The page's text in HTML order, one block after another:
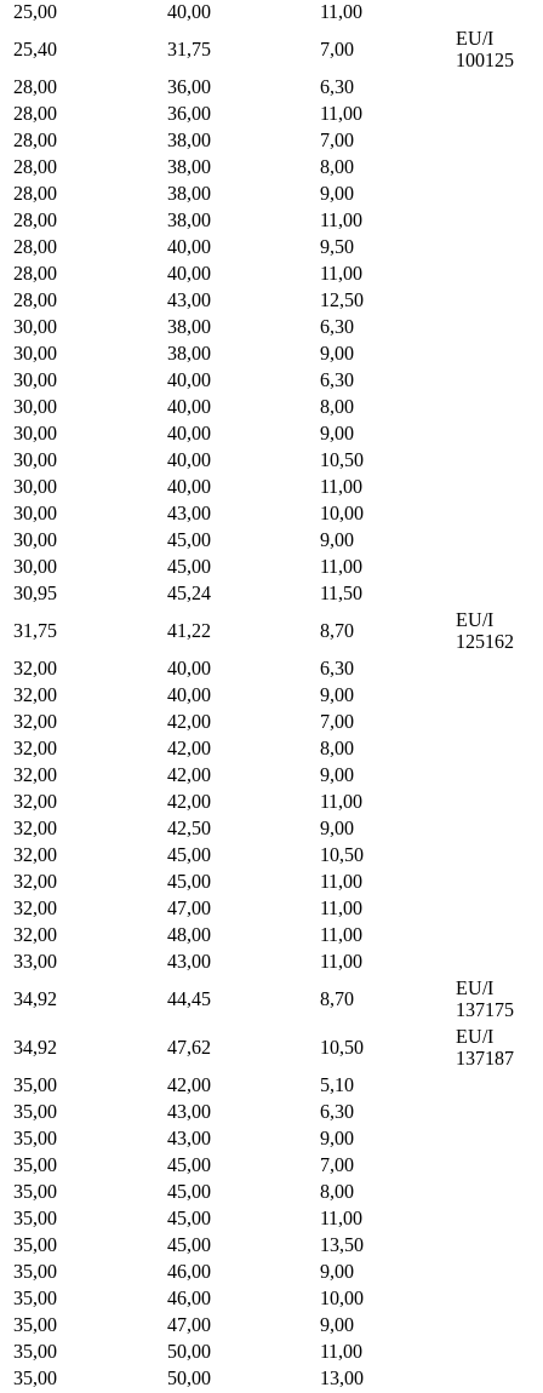
25,00
40,00
11,00
25,40
31,75 7,00
EU/I
100125
28,00
36,00
6,30
28,00
36,00
11,00
28,00
38,00
7,00
28,00
38,00
8,00
28,00
38,00
9,00
28,00
38,00
11,00
28,00
40,00
9,50
28,00
40,00
11,00
28,00
43,00
12,50
30,00
38,00
6,30
30,00
38,00
9,00
30,00
40,00
6,30
30,00
40,00
8,00
30,00
40,00
9,00
30,00
40,00
10,50
30,00
40,00
11,00
30,00
43,00
10,00
30,00
45,00
9,00
30,00
45,00
11,00
30,95
45,24
11,50
31,75
41,22 8,70
EU/I
125162
32,00
40,00
6,30
32,00
40,00
9,00
32,00
42,00
7,00
32,00
42,00
8,00
32,00
42,00
9,00
32,00
42,00
11,00
32,00
42,50
9,00
32,00
45,00
10,50
32,00
45,00
11,00
32,00
47,00
11,00
32,00
48,00
11,00
33,00
43,00
11,00
34,92
44,45 8,70
EU/I
137175
34,92
47,62 10,50
EU/I
137187
35,00
42,00
5,10
35,00
43,00
6,30
35,00
43,00
9,00
35,00
45,00
7,00
35,00
45,00
8,00
35,00
45,00
11,00
35,00
45,00
13,50
35,00
46,00
9,00
35,00
46,00
10,00
35,00
47,00
9,00
35,00
50,00
11,00
35,00
50,00
13,00